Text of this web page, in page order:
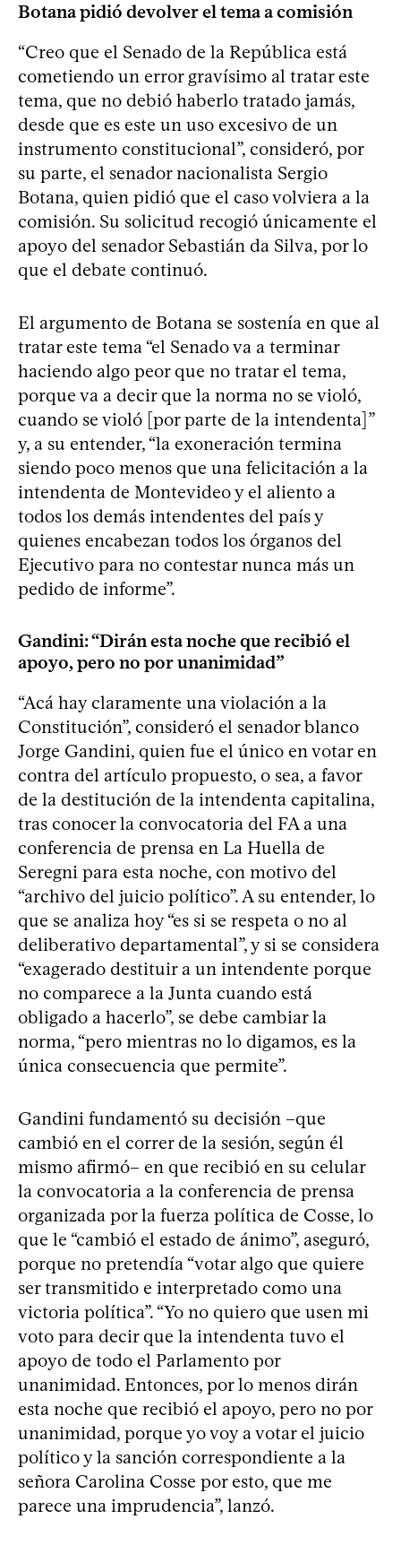
Botana pidió devolver el tema a comisión
“Creo que el Senado de la República está
cometiendo un error gravísimo al tratar este
tema, que no debió haberlo tratado jamás,
desde que es este un uso excesivo de un
instrumento constitucional”, consideró, por
su parte, el senador nacionalista Sergio
Botana, quien pidió que el caso volviera a la
comisión. Su solicitud recogió únicamente el
apoyo del senador Sebastián da Silva, por lo
que el debate continuó.
El argumento de Botana se sostenía en que al
tratar este tema “el Senado va a terminar
haciendo algo peor que no tratar el tema,
porque va a decir que la norma no se violó,
cuando se violó [por parte de la intendenta]”
y, a su entender, “la exoneración termina
siendo poco menos que una felicitación a la
intendenta de Montevideo y el aliento a
todos los demás intendentes del país y
quienes encabezan todos los órganos del
Ejecutivo para no contestar nunca más un
pedido de informe”.
Gandini: “Dirán esta noche que recibió el
apoyo, pero no por unanimidad”
“Acá hay claramente una violación a la
Constitución”, consideró el senador blanco
Jorge Gandini, quien fue el único en votar en
contra del artículo propuesto, o sea, a favor
de la destitución de la intendenta capitalina,
tras conocer la convocatoria del FA a una
conferencia de prensa en La Huella de
Seregni para esta noche, con motivo del
“archivo del juicio político”. A su entender, lo
que se analiza hoy “es si se respeta o no al
deliberativo departamental”, y si se considera
“exagerado destituir a un intendente porque
no comparece a la Junta cuando está
obligado a hacerlo”, se debe cambiar la
norma, “pero mientras no lo digamos, es la
única consecuencia que permite”.
Gandini fundamentó su decisión –que
cambió en el correr de la sesión, según él
mismo afirmó– en que recibió en su celular
la convocatoria a la conferencia de prensa
organizada por la fuerza política de Cosse, lo
que le “cambió el estado de ánimo”, aseguró,
porque no pretendía “votar algo que quiere
ser transmitido e interpretado como una
victoria política”. “Yo no quiero que usen mi
voto para decir que la intendenta tuvo el
apoyo de todo el Parlamento por
unanimidad. Entonces, por lo menos dirán
esta noche que recibió el apoyo, pero no por
unanimidad, porque yo voy a votar el juicio
político y la sanción correspondiente a la
señora Carolina Cosse por esto, que me
parece una imprudencia”, lanzó.